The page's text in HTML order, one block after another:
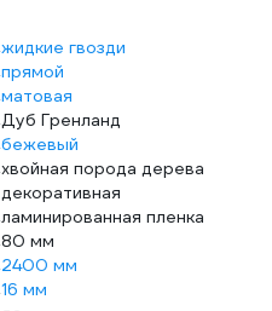
жидкие гвозди
прямой
матовая
Дуб Гренланд
бежевый
хвойная порода дерева
декоративная
ламинированная пленка
80 мм
2400 мм
16 мм